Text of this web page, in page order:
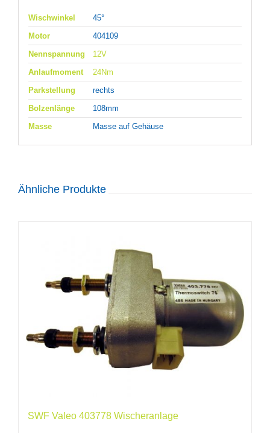
Wischwinkel
45°
Motor
404109
Nennspannung
12V
Anlaufmoment
24Nm
Parkstellung
rechts
Bolzenlänge
108mm
Masse
Masse auf Gehäuse
Ähnliche Produkte
SWF Valeo 403778 Wischeranlage